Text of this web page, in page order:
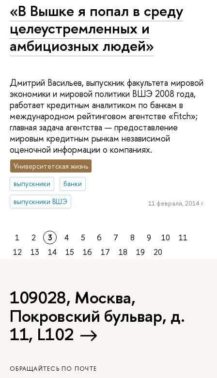
«В Вышке я попал в среду
целеустремленных и
амбициозных людей»
Дмитрий Васильев, выпускник факультета мировой
экономики и мировой политики ВШЭ 2008 года,
работает кредитным аналитиком по банкам в
международном рейтинговом агентстве «Fitch»;
главная задача агентства — предоставление
мировым кредитным рынкам независимой
оценочной информации о компаниях.
Университетская жизнь
выпускники
банки
выпускники ВШЭ
11 февраля, 2014 г.
1 2 3 4 5 6 7 8 9 10
11
12
13 14 15 16 17 18 19 20
109028, Москва,
Покровский бульвар, д.
11, L102
ОБРАЩАЙТЕСЬ ПО ПОЧТЕ